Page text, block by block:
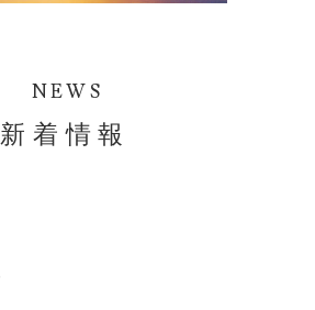
NEWS
新着情報